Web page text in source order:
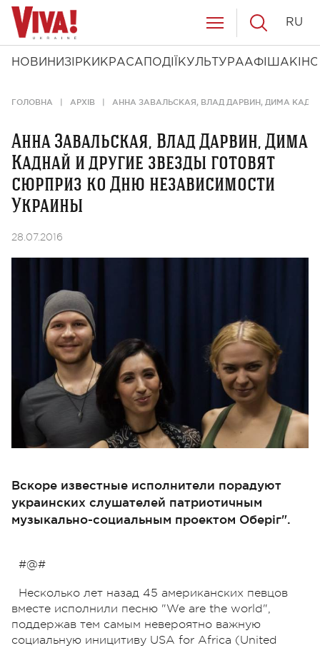
НОВИНИ ЗІРКИ КРАСА ПОДІЇ КУЛЬТУРААФІША КІНО
RU
ГОЛОВНА АРХІВ АННА ЗАВАЛЬСКАЯ, ВЛАД ДАРВИН, ДИМА
Анна Завальская, Влад Дарвин, Дима
Каднай и другие звезды готовят
сюрприз ко Дню независимости
Украины
28.07.2016
Вскоре известные исполнители порадуют
украинских слушателей патриотичным
музыкально-социальным проектом Оберіг".
#@#
Несколько лет назад 45 американских певцов
вместе исполнили песню "We are the world",
поддержав тем самым невероятно важную
социальную иницитиву USA for Africa (United